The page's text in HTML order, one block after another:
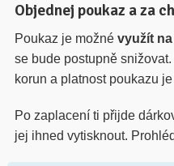
Objednej poukaz a za
Poukaz je možné využít
se bude postupně
korun a platnost poukazu je
Po zaplacení ti přijde
jej ihned vytisknout.